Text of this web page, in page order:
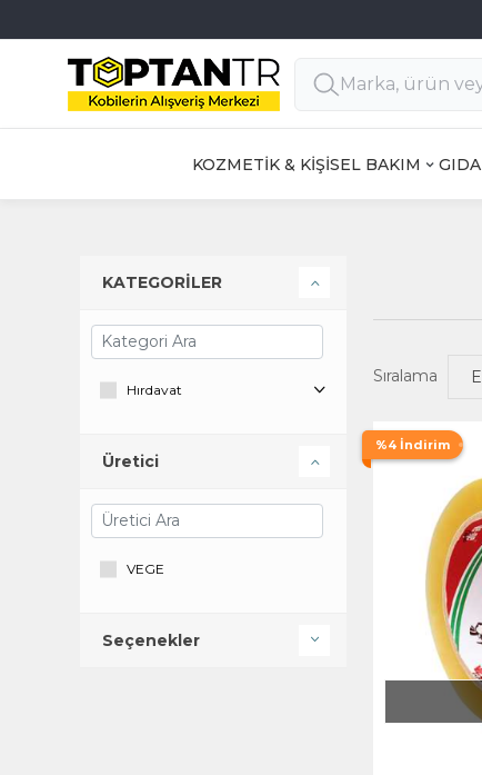
KOZMETİK & KİŞİSEL BAKIM GIDA
Sıralama
%4 İndirim
KATEGORİLER
Hırdavat
Üretici
VEGE
Seçenekler